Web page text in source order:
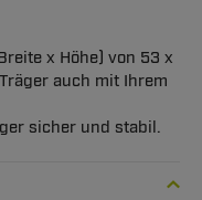
x Höhe) von 53 x
auch mit Ihrem
sicher und stabil.